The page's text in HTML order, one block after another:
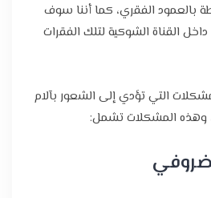
بالعمود الفقري، كما أننا سوف
القناة الشوكية لتلك الفقرات
التي تؤدي إلى الشعور بآلام
وهذه المشكلات تشمل: